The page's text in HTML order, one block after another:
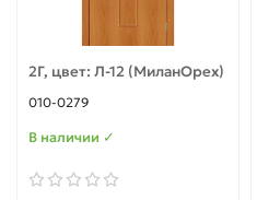
2Г, цвет: Л-12 (МиланОрех)
010-0279
В наличии ✓